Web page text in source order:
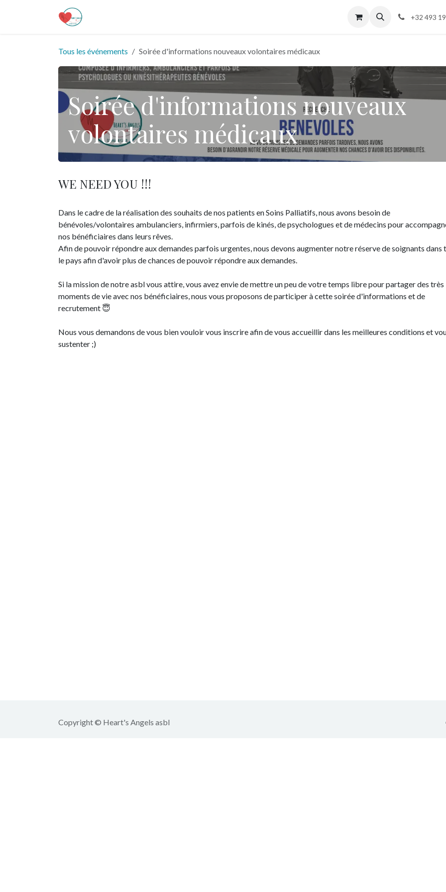
Accueil principal Postes +32 493
Tous les événements Soirée d'informations nouveaux volontaires médicaux
Soirée d'informations nouveaux
volontaires médicaux
WE NEED YOU !!!
Dans le cadre de la réalisation des souhaits de nos patients en Soins Palliatifs, nous avons besoin de
bénévoles/volontaires ambulanciers, infirmiers, parfois de kinés, de psychologues et de médecins pour
nos bénéficiaires dans leurs rêves.
Afin de pouvoir répondre aux demandes parfois urgentes, nous devons augmenter notre réserve de soignants dans
le pays afin d'avoir plus de chances de pouvoir répondre aux demandes.
Si la mission de notre asbl vous attire, vous avez envie de mettre un peu de votre temps libre pour partager des très
moments de vie avec nos bénéficiaires, nous vous proposons de participer à cette soirée d'informations et de
recrutement 😇
Nous vous demandons de vous bien vouloir vous inscrire afin de vous accueillir dans les meilleures conditions et
sustenter ;)
Copyright © Heart's Angels asbl